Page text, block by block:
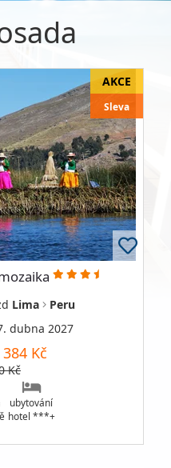
Sleva
Lima
Peru
dubna 2027
Kč
Kč
ubytování
hotel ***+